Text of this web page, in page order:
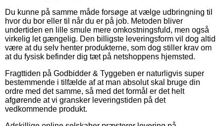
Du kunne på samme måde forsøge at vælge udbringning til
hvor du bor eller til når du er på job. Metoden bliver
undertiden en lille smule mere omkostningsfuld, men også
virkelig let gængelig. Den billigste leveringsform vil dog altid
være at du selv henter produkterne, som dog stiller krav om
at du fysisk befinder dig tæt på netshoppens hjemsted.
Fragttiden på Godbidder & Tyggeben er naturligvis super
bestemmende i tilfælde af at man absolut skal bruge din
ordre med det samme, så med det formål er det helt
afgørende at vi gransker leveringstiden på det
vedkommende produkt.